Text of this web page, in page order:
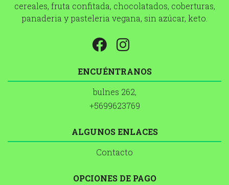
cereales, fruta confitada, chocolatados, coberturas,
panaderia y pasteleria vegana, sin azúcar, keto.
ENCUÉNTRANOS
bulnes 262,
+5699623769
ALGUNOS ENLACES
Contacto
OPCIONES DE PAGO